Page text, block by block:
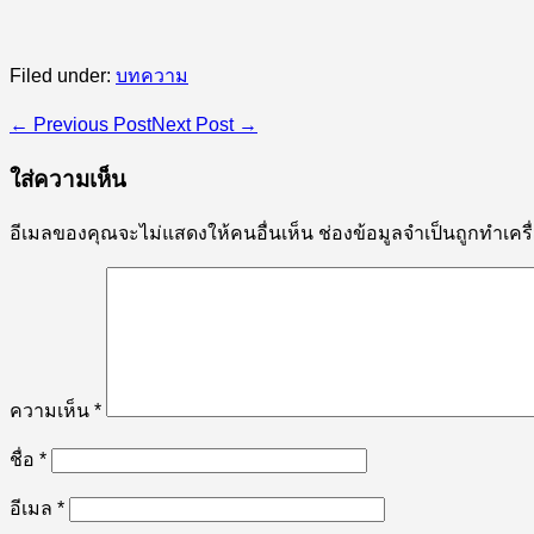
Filed under: บทความ
← Previous PostNext Post →
ใส่ความเห็น
อีเมลของคุณจะไม่แสดงให้คนอื่นเห็น ช่องข้อมูลจำเป็นถูกทำเค
ความเห็น *
ชื่อ *
อีเมล *